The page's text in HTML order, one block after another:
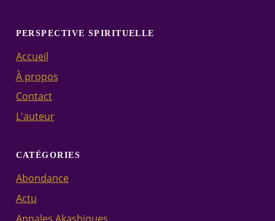
PERSPECTIVE SPIRITUELLE
Accueil
À propos
Contact
L'auteur
CATÉGORIES
Abondance
Actu